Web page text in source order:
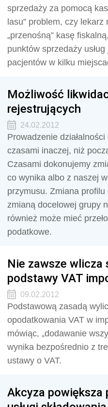
sprzedaży za pomocą
lasu” problem, czy
„przenośną” kasę
punktów sprzedaży
pacjentów w kilku
Możliwość
rejestrujących
24.02.2012
Prowadzenie
czasami inaczej, niż
Czasami dokonujemy
co wynika albo z naszej
przymusu. Zmiana
zmianą docelowej grupy
również może mieć
podatkowe.
Nie zawsze wlicza
podstawy VAT
09.02.2012
Podstawową zasadą
opodatkowania VAT w
mówiąc, „dodawanie
wynika bezpośrednio z
ustawy o VAT.
Akcyza powiększa